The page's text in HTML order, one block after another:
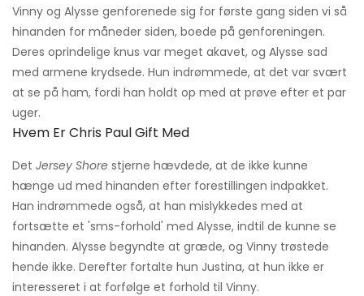
Vinny og Alysse genforenede sig for første gang siden vi så
hinanden for måneder siden, boede på genforeningen.
Deres oprindelige knus var meget akavet, og Alysse sad
med armene krydsede. Hun indrømmede, at det var svært
at se på ham, fordi han holdt op med at prøve efter et par
uger.
Hvem Er Chris Paul Gift Med
Det Jersey Shore stjerne hævdede, at de ikke kunne
hænge ud med hinanden efter forestillingen indpakket.
Han indrømmede også, at han mislykkedes med at
fortsætte et 'sms-forhold' med Alysse, indtil de kunne se
hinanden. Alysse begyndte at græde, og Vinny trøstede
hende ikke. Derefter fortalte hun Justina, at hun ikke er
interesseret i at forfølge et forhold til Vinny.